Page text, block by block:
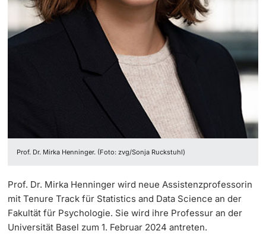
Prof. Dr. Mirka Henninger. (Foto: zvg/Sonja Ruckstuhl)
Prof. Dr. Mirka Henninger wird neue Assistenzprofessorin
mit Tenure Track für Statistics and Data Science an der
Fakultät für Psychologie. Sie wird ihre Professur an der
Universität Basel zum 1. Februar 2024 antreten.